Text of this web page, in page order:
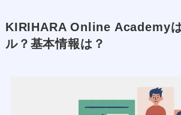
KIRIHARA Online Academy
ル？基本情報は？